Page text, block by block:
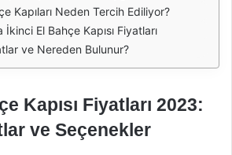
Kapıları Neden Tercih Ediliyor?
İkinci El Bahçe Kapısı Fiyatları
ve Nereden Bulunur?
Kapısı Fiyatları 2023:
ve Seçenekler